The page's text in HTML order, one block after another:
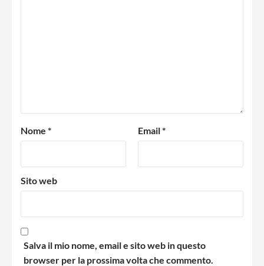
Nome * Email*
Sito web
Salva il mio nome, email e sito web in questo
browser per la prossima volta che commento.